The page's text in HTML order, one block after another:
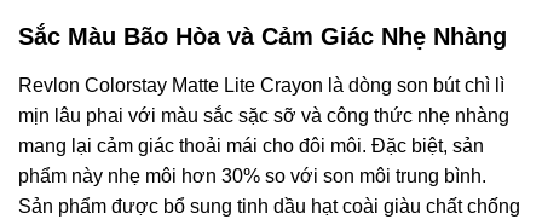
Sắc Màu Bão Hòa và Cảm Giác Nhẹ Nhàng
Revlon Colorstay Matte Lite Crayon là dòng son bút chì lì
mịn lâu phai với màu sắc sặc sỡ và công thức nhẹ nhàng
mang lại cảm giác thoải mái cho đôi môi. Đặc biệt, sản
phẩm này nhẹ môi hơn 30% so với son môi trung bình.
Sản phẩm được bổ sung tinh dầu hạt coài giàu chất chống